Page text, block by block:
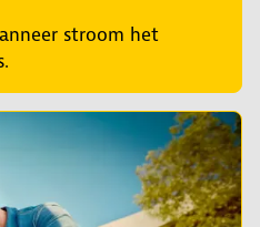
stroom het